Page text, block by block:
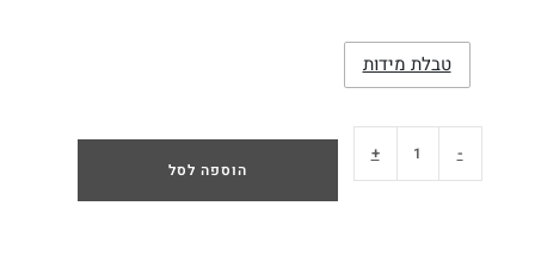
טבלת מידות
+
הוספה לסל